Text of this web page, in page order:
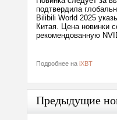
подтвердила
Bilibili World 2025
Китая. Цена новинки
рекомендованную
Подробнее на iXBT
Предыдущие